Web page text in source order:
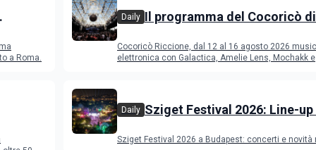
a Roma.
Daily Il programma del Cocoricò di
Cocoricò Riccione, dal 12 al 16 agosto 2026
elettronica con Galactica, Amelie Lens, Mochakk e
Daily Sziget Festival 2026: Line-up
Sziget Festival 2026 a Budapest: concerti e